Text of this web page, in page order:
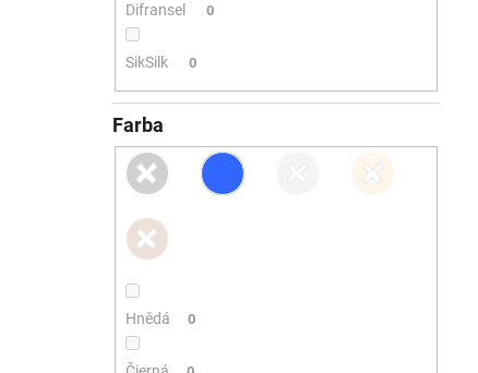
Difransel 0
SikSilk 0
Farba
Hnědá 0